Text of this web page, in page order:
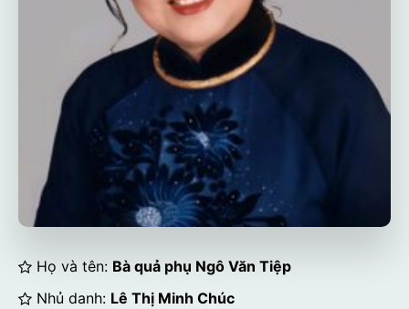
Họ và tên: Bà quả phụ Ngô Văn Tiệp
Nhủ danh: Lê Thị Minh Chúc